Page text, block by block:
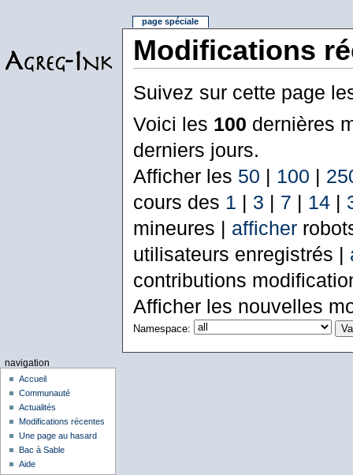
Modifications
Suivez sur cette page
Voici les 100 dernières
derniers jours.
Afficher les 50 | 100 |
cours des 1 | 3 | 7 | 14|
mineures | afficher
utilisateurs enregistrés |
contributions
Afficher les nouvelles
Namespace:
page spéciale
navigation
Accueil
Communauté
Actualités
Modifications récentes
Une page au hasard
Bac à Sable
Aide